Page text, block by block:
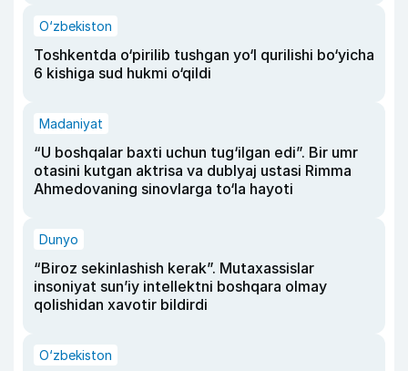
O‘zbekiston
Toshkentda o‘pirilib tushgan yo‘l qurilishi bo‘yicha
6 kishiga sud hukmi o‘qildi
Madaniyat
“U boshqalar baxti uchun tug‘ilgan edi”. Bir umr
otasini kutgan aktrisa va dublyaj ustasi Rimma
Ahmedovaning sinovlarga to‘la hayoti
Dunyo
“Biroz sekinlashish kerak”. Mutaxassislar
insoniyat sun’iy intellektni boshqara olmay
qolishidan xavotir bildirdi
O‘zbekiston